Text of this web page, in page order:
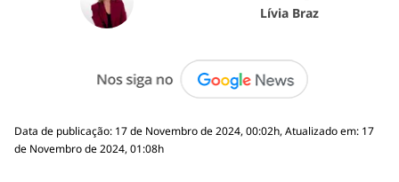
Lívia Braz
Data de publicação: 17 de Novembro de 2024, 00:02h, Atualizado em: 17
de Novembro de 2024, 01:08h